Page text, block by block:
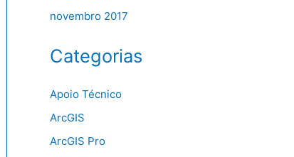
novembro 2017
Categorias
Apoio Técnico
ArcGIS
ArcGIS Pro